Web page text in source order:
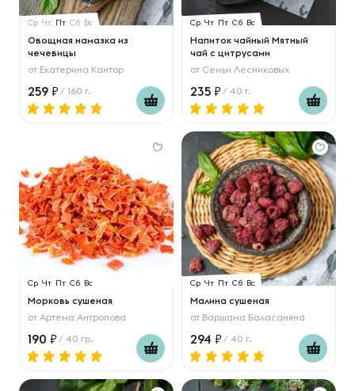
Ср Чт Пт Сб Вс
Овощная намазка из
чечевицы
от Екатерина Кантор
259 / 160 г.
Ср Чт Пт Сб Вс
Напиток чайный Мятный
чай с цитрусами
от Семьи Лесниковых
235 / 40 г.
Ср Чт Пт Сб Вс
Морковь сушеная
от Артема Антропова
190 / 40 гр.
Ср Чт Пт Сб Вс
Малина сушеная
от Варшама Баласаняна
294 / 40 г.